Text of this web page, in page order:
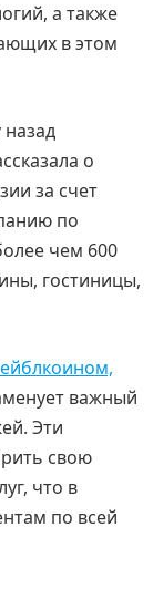
а также
в этом
о
за счет
по
чем 600
гостиницы,
важный
Эти
свою
что в
по всей